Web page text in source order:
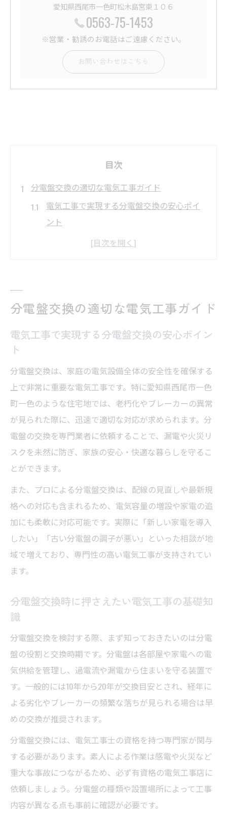
愛知県西尾市一色町松木島宮東１０６
0563-75-1453
※営業・勧誘のお電話はご遠慮ください。
お問い合わせはこちら
目次
分電盤交換の適切な電気工事ガイド
電気工事で実現する分電盤交換の安心ポイ
ント
分電盤交換時に押さえたい電気工事の基礎
法
電気工事に必要な分電盤交換の準備と注意
分電盤交換に必要な電気工事の手順解説
電気工事現場で守りたい分電盤交換時の注
意
分電盤交換の流れと電気工事の安全確認
分電盤交換時に電気工事で気を付けるポイ
ント
依頼時に押さえたい電気工事のポイント
電気工事依頼の前に知るべき分電盤交換の
要点
分電盤交換を電気工事で依頼する際の確認
基準
握
分電盤交換依頼時の電気工事資格者の重要
性
老朽化サインで見る分電盤交換タイミング
電気工事で確認する分電盤交換の老朽化サ
分電盤交換の時期を電気工事目線で見極め
る
分電盤交換の適切な電気工事ガイド
電気工事で実現する分電盤交換の安心ポイン
ト
分電盤交換は、家庭の電気設備全体の安全性を確保する
上で非常に重要な電気工事です。特に愛知県西尾市一色
町一色のような住宅地では、老朽化やブレーカーの異常
が見られた際に、迅速で適切な対応が求められます。分
電盤の交換を専門業者に依頼することで、漏電や火災リ
スクを未然に防ぎ、家族の安心・快適な暮らしを守るこ
とができます。
また、プロによる分電盤交換は、配線の見直しや最新規
格への対応も含まれるため、電気容量の増設や家電の追
加にも柔軟に対応可能です。実際に「新しい家電を導入
したい」「古い分電盤の調子が悪い」といった相談が地
域で増えており、専門性の高い電気工事が支持されてい
ます。
分電盤交換時に押さえたい電気工事の基礎知
識
分電盤交換を検討する際、まず知っておきたいのは分電
盤の役割と交換時期です。分電盤は各部屋や家電への電
気供給を管理し、過電流や漏電から住まいを守る装置で
す。一般的には10年から20年が交換目安とされ、経年に
よる劣化やブレーカーの頻繁な落ちが見られる場合は早
めの交換が推奨されます。
分電盤交換には、電気工事士の資格を持つ専門家が関与
する必要があります。素人による作業は感電や火災など
重大な事故につながるため、必ず有資格の電気工事店に
依頼しましょう。分電盤の種類や設置場所によって工事
内容が異なる点も事前に確認が必要です。